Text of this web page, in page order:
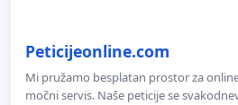
Peticijeonline.com
Mi pružamo besplatan prostor za
močni servis. Naše peticije se